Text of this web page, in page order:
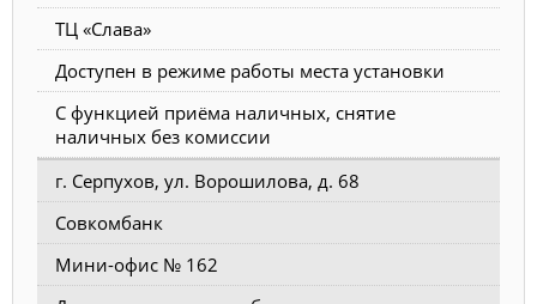
ТЦ «Слава»
Доступен в режиме работы места установки
С функцией приёма наличных, снятие
наличных без комиссии
г. Серпухов, ул. Ворошилова, д. 68
Совкомбанк
Мини-офис № 162